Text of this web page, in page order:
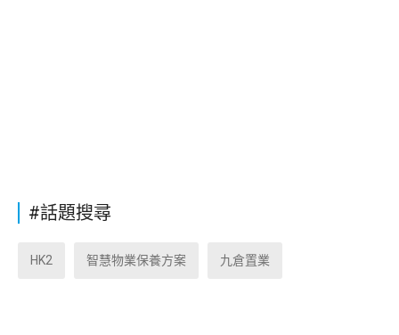
#話題搜尋
HK2 智慧物業保養方案 九倉置業